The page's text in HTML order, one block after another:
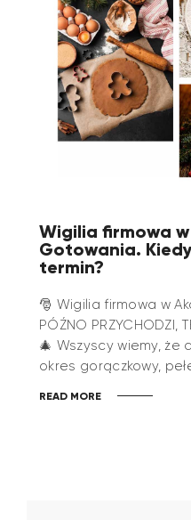
Wigilia firmowa
Gotowania.
termin?
🎅 Wigilia firmowa w
PÓŹNO PRZYCHODZI,
🎄 Wszyscy wiemy,
okres gorączkowy,
READ MORE